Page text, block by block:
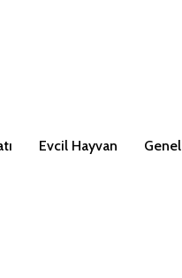
Evcil Hayvan Genel